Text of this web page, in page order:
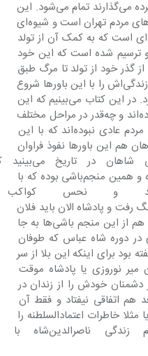
می‌کردند آغاز و با خشتی که زیر سر مرده می‌گذارند تمام می‌شود. این
کتاب منبع معتبری برای شناخت باورهای مردم تهران است و شیوه‌ای
هم که در تألیف آن به کار رفته، شیوه‌ای است که به کمک آن از تولد
ترسیم شده است که این خود
از گذر خود از تولد تا مرگ طبق
چه باورهایی حرکت می‌کند و چه‌طور زندگی‌اش را با این باورها شروع
می‌کند و ادامه می دهد و بعد می‌میرد. در این کتاب می‌بینیم که این
باورها چه‌طور از بدو تولد با انسان بوده‌اند و چه‌قدر در مراحل مختلف
زندگی انسان مؤثر بوده‌اند. فقط هم مردم عادی نبوده‌اند که با این
در دربار شاهان هم این باورها نفوذ فراوان
داشته، چنانکه با مطالعه
منجم‌باشی مرد اول دربار شاهان بوده و همین منجم‌باشی بوده که با
و نحس
رفت و پادشاه الان باید فلان
کار را بکند یا نه. داستان‌های فراوانی هم از این منجم باشی‌ها به جا
منجم‌باشی یزدی در دوره شاه عباس که طوفان
بعد گفته بود برای اینکه این بلا از سر
نوروزی یا پادشاه موقت
دشمنان خودش را از زندان در
هم اتفاقی نیفتاد و فقط آن
زندانی جان خودش را از دست داد. یا مثلا خاطرات اعتماد‌السلطنه را
که بخوانید می‌بینید که